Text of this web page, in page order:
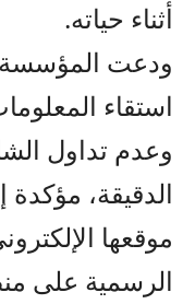
أثناء حياته.
ودعت المؤسسة
استقاء
وعدم تداول
الدقيقة، مؤكدة
موقعها
الرسمية على